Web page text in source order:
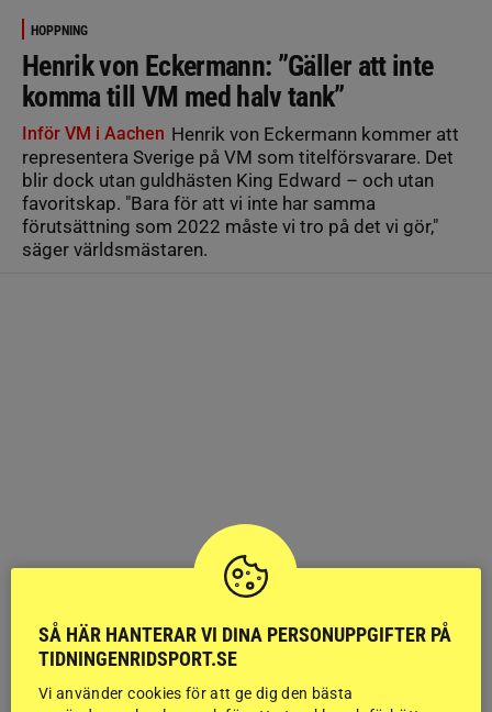
HOPPNING
Henrik von Eckermann: ”Gäller att inte
komma till VM med halv tank”
Inför VM i Aachen Henrik von Eckermann kommer att
representera Sverige på VM som titelförsvarare. Det
blir dock utan guldhästen King Edward – och utan
favoritskap. "Bara för att vi inte har samma
förutsättning som 2022 måste vi tro på det vi gör,"
säger världsmästaren.
SÅ HÄR HANTERAR VI DINA PERSONUPPGIFTER PÅ
TIDNINGENRIDSPORT.SE
Vi använder cookies för att ge dig den bästa